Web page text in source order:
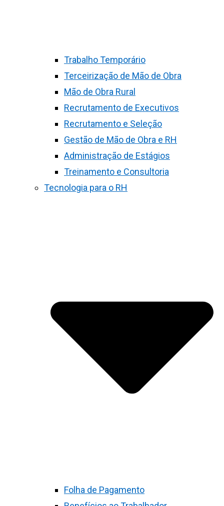
Trabalho Temporário
Terceirização de Mão de Obra
Mão de Obra Rural
Recrutamento de Executivos
Recrutamento e Seleção
Gestão de Mão de Obra e RH
Administração de Estágios
Treinamento e Consultoria
Tecnologia para o RH
Folha de Pagamento